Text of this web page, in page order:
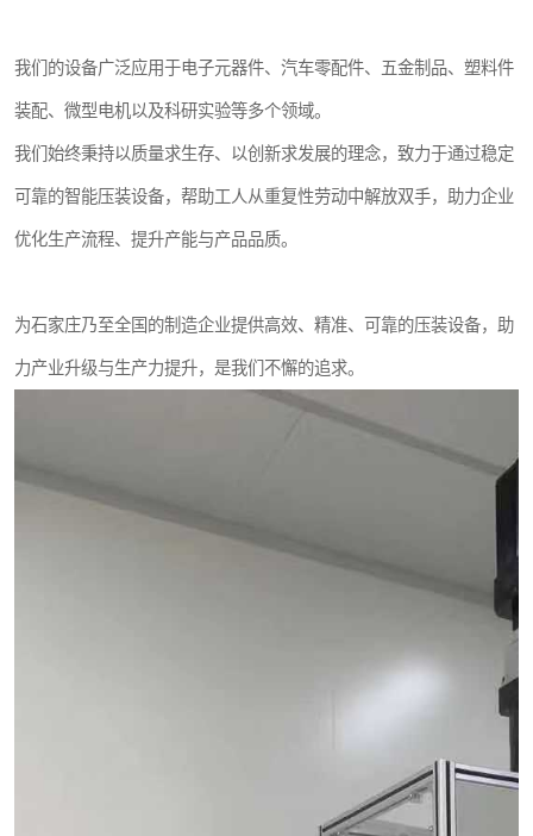
我们的设备广泛应用于电子元器件、汽车零配件、五金制品、塑料件
装配、微型电机以及科研实验等多个领域。
我们始终秉持以质量求生存、以创新求发展的理念，致力于通过稳定
可靠的智能压装设备，帮助工人从重复性劳动中解放双手，助力企业
优化生产流程、提升产能与产品品质。
为石家庄乃至全国的制造企业提供高效、精准、可靠的压装设备，助
力产业升级与生产力提升，是我们不懈的追求。